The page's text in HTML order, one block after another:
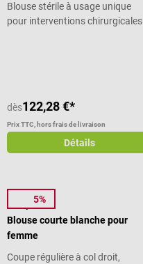
Blouse stérile à usage unique
pour interventions chirurgicales
dès122,28 €*
Prix TTC, hors frais de livraison
Détails
5%
7days
Blouse courte blanche pour
femme
Coupe régulière à col droit,